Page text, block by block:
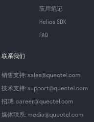
应用笔记
Helios SDK
FAQ
联系我们
销售支持: sales@quectel.com
技术支持: support@quectel.com
招聘: career@quectel.com
媒体联系: media@quectel.com